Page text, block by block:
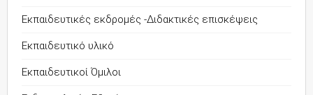
Εκπαιδευτικές εκδρομές -Διδακτικές επισκέψεις
Εκπαιδευτικό υλικό
Εκπαιδευτικοί Όμιλοι